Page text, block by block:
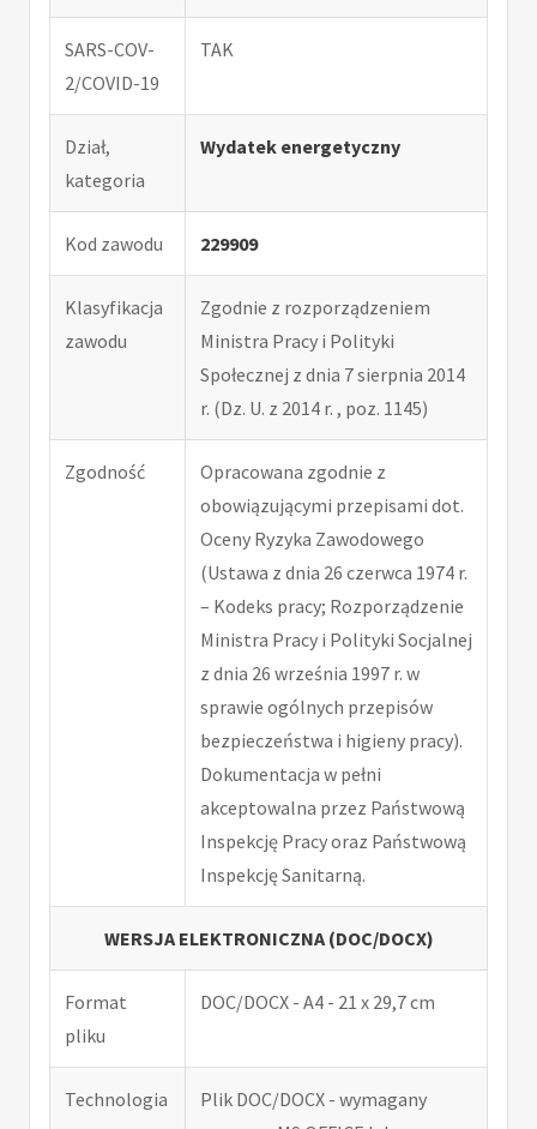
SARS-COV-
2/COVID-19
TAK
Dział,
kategoria
Wydatek energetyczny
Kod zawodu 229909
Klasyfikacja
zawodu
Zgodnie z rozporządzeniem
Ministra Pracy i Polityki
Społecznej z dnia 7 sierpnia 2014
r. (Dz. U. z 2014 r. , poz. 1145)
Zgodność
Opracowana zgodnie z
obowiązującymi przepisami dot.
Oceny Ryzyka Zawodowego
(Ustawa z dnia 26 czerwca 1974 r.
– Kodeks pracy; Rozporządzenie
Ministra Pracy i Polityki Socjalnej
z dnia 26 września 1997 r. w
sprawie ogólnych przepisów
bezpieczeństwa i higieny pracy).
Dokumentacja w pełni
akceptowalna przez Państwową
Inspekcję Pracy oraz Państwową
Inspekcję Sanitarną.
WERSJA ELEKTRONICZNA (DOC/DOCX)
Format
pliku
DOC/DOCX - A4 - 21 x 29,7 cm
Technologia
Plik DOC/DOCX - wymagany